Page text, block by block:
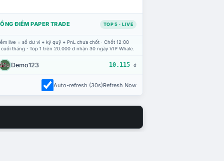
ĐIỂM PAPER TRADE TOP 5 · LIVE
live = số dư ví + ký quỹ + PnL chưa chốt · Chốt 12:00
tháng · Top 1 trên 20.000 đ nhận 30 ngày VIP Whale.
Demo123 10.115 đ
Auto-refresh (30s)Refresh Now